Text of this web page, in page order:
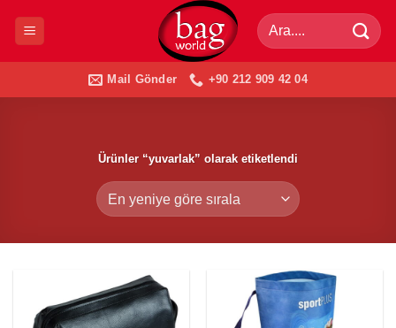
Ara:
Mail Gönder +90 212 909 42 04
Ürünler “yuvarlak” olarak etiketlendi